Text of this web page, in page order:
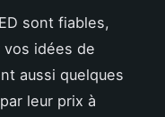
sont fiables,
idées de
aussi quelques
leur prix à